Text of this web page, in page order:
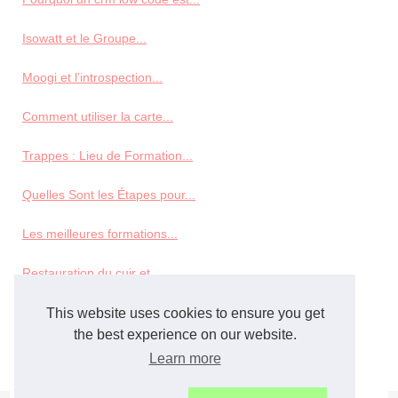
This website uses cookies to ensure you get
the best experience on our website.
Learn more
Isowatt et le Groupe...
Moogi et l’introspection...
Comment utiliser la carte...
Trappes : Lieu de Formation...
Quelles Sont les Étapes pour...
Les meilleures formations...
Restauration du cuir et...
Veterninary
Le parcours d'études de...